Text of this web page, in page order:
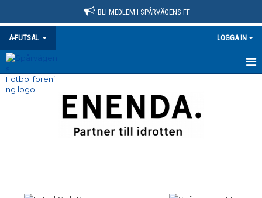
BLI MEDLEM I SPÅRVÄGENS FF
A-FUTSAL LOGGA IN
HEM